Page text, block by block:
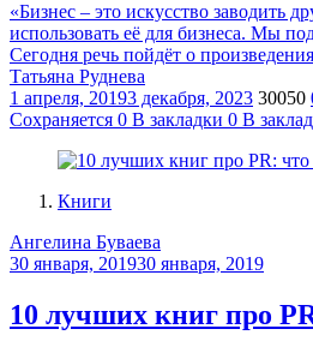
«Бизнес – это искусство заводить
использовать её для бизнеса. Мы
Сегодня речь пойдёт о
Татьяна Руднева
1 апреля, 20193 декабря, 2023 30050
Сохраняется 0 В закладки 0 В
Книги
Ангелина Буваева
30 января, 201930 января, 2019
10 лучших книг про